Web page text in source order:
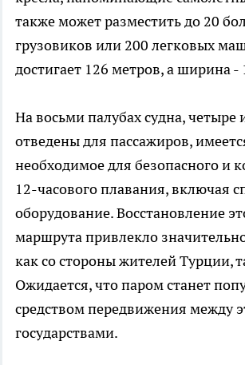
также может разместить до 20
грузовиков или 200 легковых
достигает 126 метров, а ширина -
На восьми палубах судна, четыре
отведены для пассажиров,
необходимое для безопасного и
12-часового плавания, включая
оборудование. Восстановление
маршрута привлекло
как со стороны жителей Турции,
Ожидается, что паром станет
средством передвижения между
государствами.